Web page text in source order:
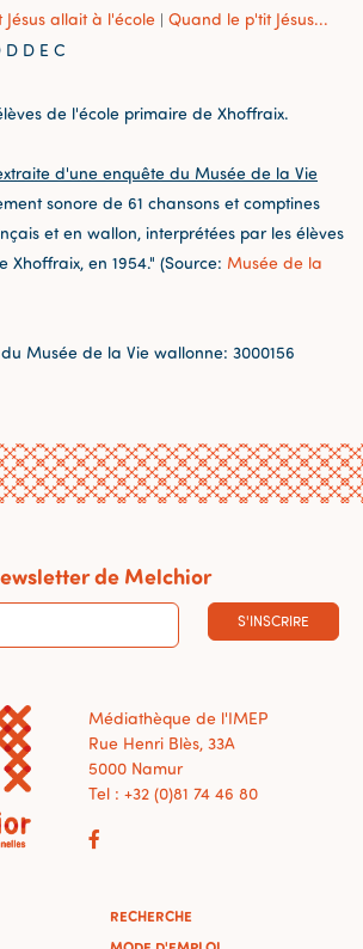
allait à l'école | Quand le p'tit Jésus...
D D E C
de l'école primaire de Xhoffraix.
d'une enquête du Musée de la Vie
sonore de 61 chansons et comptines
et en wallon, interprétées par les élèves
en 1954." (Source: Musée de la
Musée de la Vie wallonne: 3000156
de Melchior
S'INSCRIRE
Médiathèque de l'IMEP
Rue Henri Blès, 33A
5000 Namur
Tel : +32 (0)81 74 46 80
RECHERCHE